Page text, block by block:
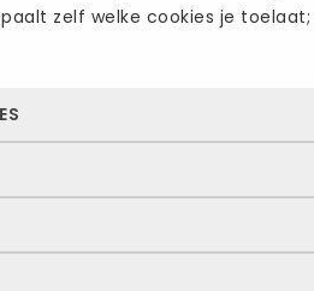
MIZUNO
€149.95
Maat
48.5
zelf welke cookies je toelaat;
de website überhaupt werkt. Ze
uitgezet. Meestal worden
zoals inloggen, een formulier
Je kunt je browser zo instellen
onze site bezocht wordt, waar
pagina’s populair zijn. Zo